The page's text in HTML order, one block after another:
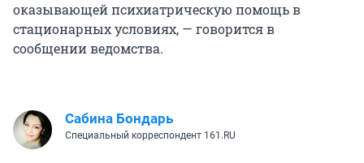
оказывающей психиатрическую помощь в
стационарных условиях, — говорится в
сообщении ведомства.
Сабина Бондарь
Специальный корреспондент 161.RU